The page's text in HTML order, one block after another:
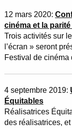
12 mars 2020:
cinéma et la
Trois activités sur
l’écran » seront
Festival de cinéma
4 septembre 2019:
Équitables
Réalisatrices
des réalisatrices,